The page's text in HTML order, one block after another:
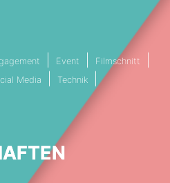
Event
Filmschnitt
Media
Technik